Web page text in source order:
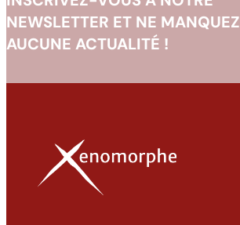
NEWSLETTER ET NE MANQUEZ
AUCUNE ACTUALITÉ !